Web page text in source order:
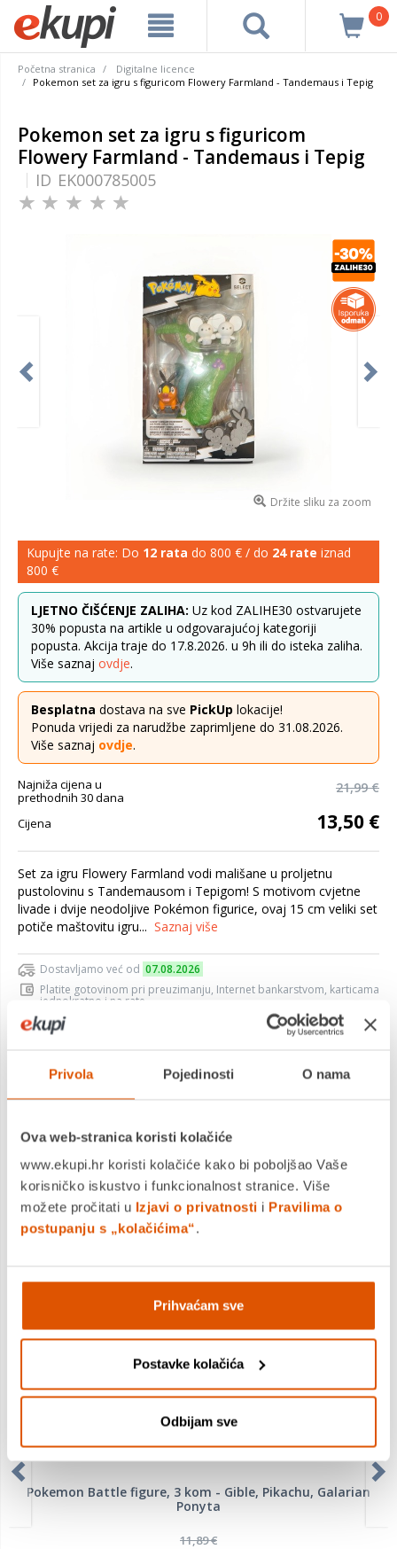
Privola Pojedinosti O nama
Ova web-stranica koristi kolačiće
www.ekupi.hr koristi kolačiće kako bi poboljšao Vaše
korisničko iskustvo i funkcionalnost stranice. Više
možete pročitati u Izjavi o privatnosti i Pravilima o
postupanju s „kolačićima“.
Prihvaćam sve
Postavke kolačića
Odbijam sve
0
Početna stranica
Digitalne licence
Pokemon set za igru s figuricom Flowery Farmland - Tandemaus i Tepig
Pokemon set za igru s figuricom
Flowery Farmland - Tandemaus i Tepig
ID EK000785005
Držite sliku za zoom
Kupujte na rate: Do 12 rata do 800 € / do 24 rate iznad
800 €
LJETNO ČIŠĆENJE ZALIHA: Uz kod ZALIHE30 ostvarujete
30% popusta na artikle u odgovarajućoj kategoriji
popusta. Akcija traje do 17.8.2026. u 9h ili do isteka zaliha.
Više saznaj ovdje.
Besplatna dostava na sve PickUp lokacije!
Ponuda vrijedi za narudžbe zaprimljene do 31.08.2026.
Više saznaj ovdje.
Najniža cijena u
prethodnih 30 dana
21,99 €
Cijena 13,50 €
Set za igru Flowery Farmland vodi mališane u proljetnu
pustolovinu s Tandemausom i Tepigom! S motivom cvjetne
livade i dvije neodoljive Pokémon figurice, ovaj 15 cm veliki set
potiče maštovitu igru... Saznaj više
Dostavljamo već od 07.08.2026
Platite gotovinom pri preuzimanju, Internet bankarstvom, karticama
jednokratno i na rate
Povrat robe moguć unutar 14 dana
KUPITE ODMAH
Usporedite proizvod
MOGLO BI VAS ZANIMATI I OVO
Pokemon Battle figure, 3 kom - Gible, Pikachu, Galarian
Ponyta
11,89 €